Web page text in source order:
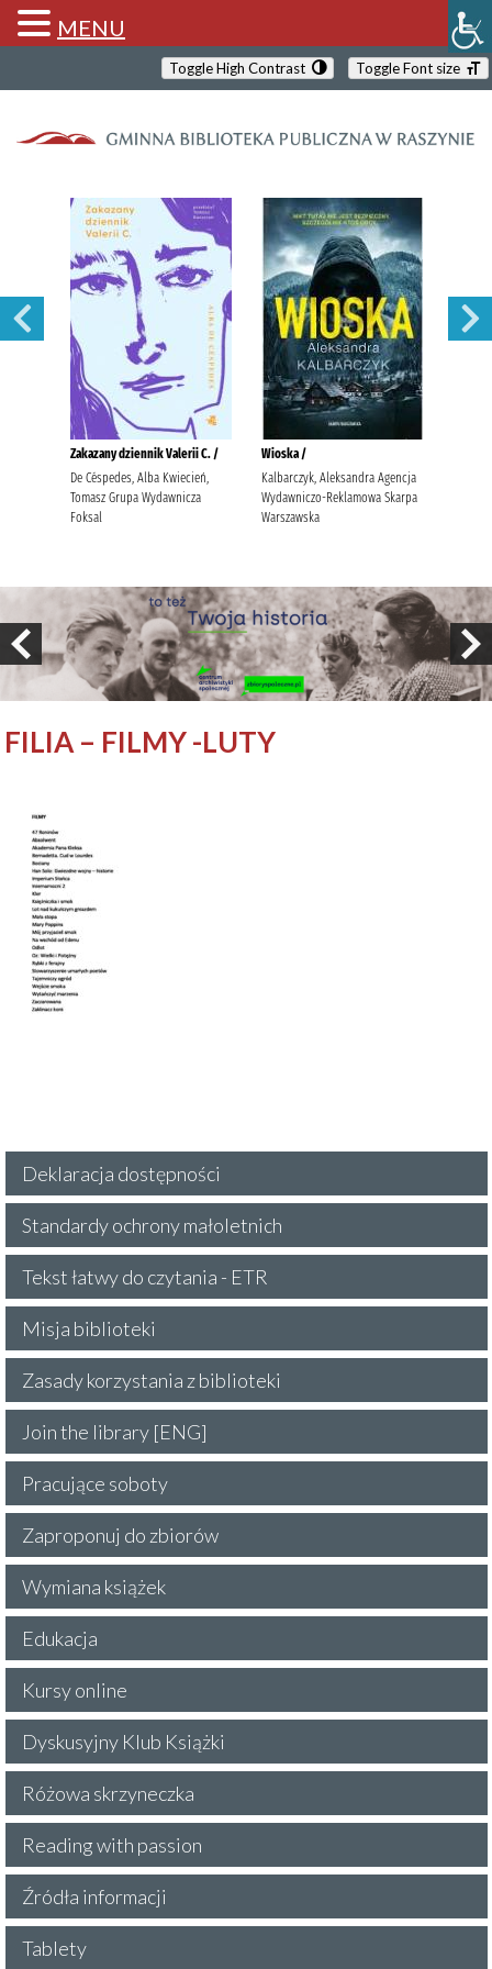
Toggle High Contrast Toggle Font size
FILIA – FILMY -LUTY
Deklaracja dostępności
Standardy ochrony małoletnich
Tekst łatwy do czytania - ETR
Misja biblioteki
Zasady korzystania z biblioteki
Join the library [ENG]
Pracujące soboty
Zaproponuj do zbiorów
Wymiana książek
Edukacja
Kursy online
Dyskusyjny Klub Książki
Różowa skrzyneczka
Reading with passion
Źródła informacji
Tablety
MENU